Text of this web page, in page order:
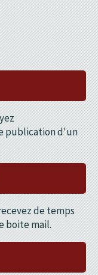
publication d'un
de temps
boite mail.